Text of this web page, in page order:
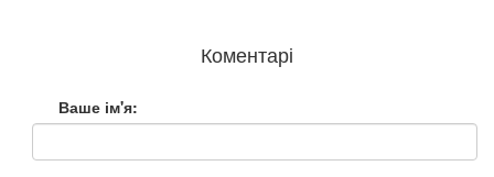
Коментарі
Ваше ім'я: